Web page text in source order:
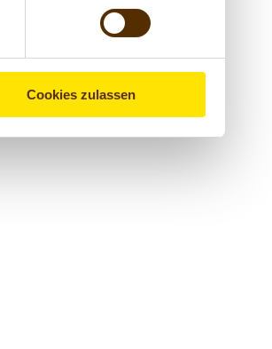
Cookies zulassen